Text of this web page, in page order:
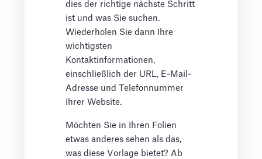
dies der richtige nächste Schritt
ist und was Sie suchen.
Wiederholen Sie dann Ihre
wichtigsten
Kontaktinformationen,
einschließlich der URL, E-Mail-
Adresse und Telefonnummer
Ihrer Website.
Möchten Sie in Ihren Folien
etwas anderes sehen als das,
was diese Vorlage bietet? Ab